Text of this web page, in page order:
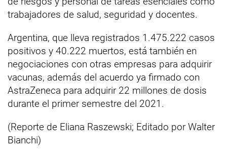
trabajadores de salud, seguridad y docentes.
Argentina, que lleva registrados 1.475.222 casos
positivos y 40.222 muertos, está también en
negociaciones con otras empresas para adquirir
vacunas, además del acuerdo ya firmado con
AstraZeneca para adquirir 22 millones de dosis
durante el primer semestre del 2021.
(Reporte de Eliana Raszewski; Editado por Walter
Bianchi)